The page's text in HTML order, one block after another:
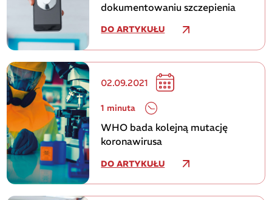
dokumentowaniu szczepienia
DO ARTYKUŁU
02.09.2021
1 minuta
WHO bada kolejną mutację
koronawirusa
DO ARTYKUŁU